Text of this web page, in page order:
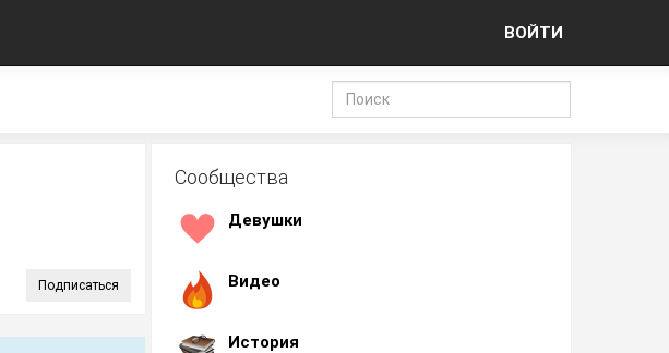
ВОЙТИ
Подписаться
Сообщества
Девушки
Видео
История